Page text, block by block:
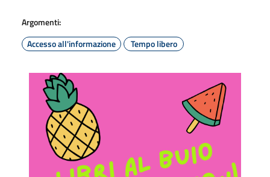
Argomenti:
Accesso all'informazione
Tempo libero